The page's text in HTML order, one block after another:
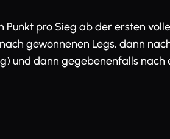
Punkt pro Sieg ab der ersten
gewonnenen Legs, dann
und dann gegebenenfalls